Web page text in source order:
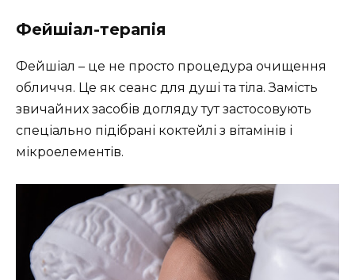
Фейшіал-терапія
Фейшіал – це не просто процедура очищення
обличчя. Це як сеанс для душі та тіла. Замість
звичайних засобів догляду тут застосовують
спеціально підібрані коктейлі з вітамінів і
мікроелементів.